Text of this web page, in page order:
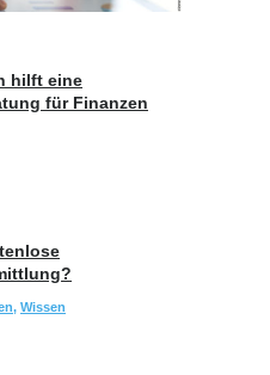
hilft eine
für Finanzen
, Wissen